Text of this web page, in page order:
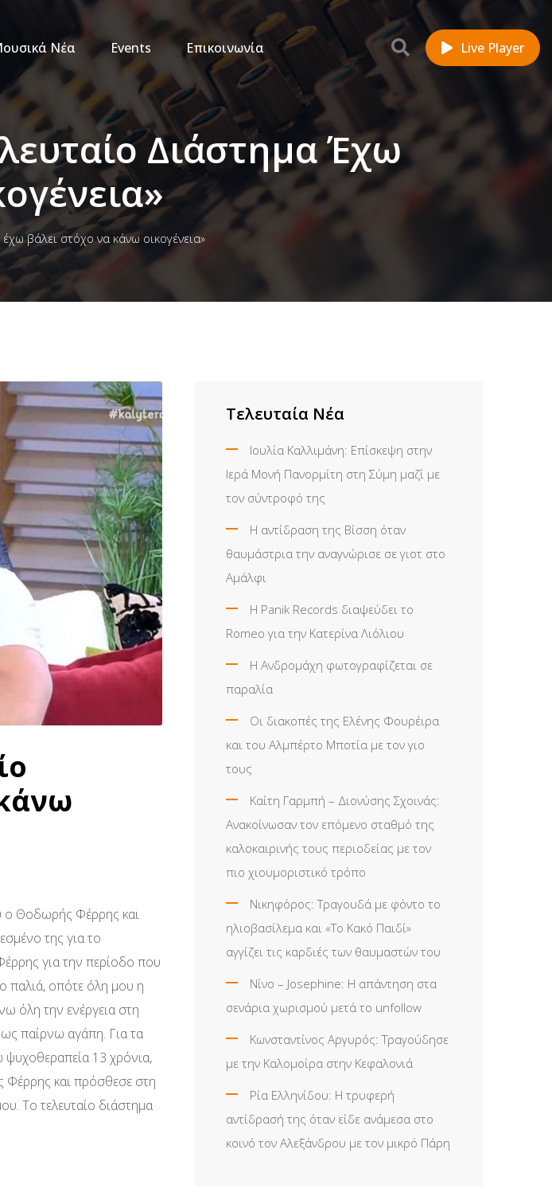
Νέα Events Επικοινωνία Live Player
Διάστημα Έχω
βάλει στόχο να κάνω οικογένεια»
ο Θοδωρής Φέρρης και
της για το
για την περίοδο που
παλιά, οπότε όλη μου η
όλη την ενέργεια στη
παίρνω αγάπη. Για τα
13 χρόνια,
Φέρρης και πρόσθεσε στη
Το τελευταίο διάστημα
Τελευταία Νέα
Ιουλία Καλλιμάνη: Επίσκεψη στην
Ιερά Μονή Πανορμίτη στη Σύμη μαζί με
τον σύντροφό της
Η αντίδραση της Βίσση όταν
θαυμάστρια την αναγνώρισε σε γιοτ στο
Αμάλφι
Η Panik Records διαψεύδει το
Romeo για την Κατερίνα Λιόλιου
Η Ανδρομάχη φωτογραφίζεται σε
παραλία
Οι διακοπές της Ελένης Φουρέιρα
και του Αλμπέρτο Μποτία με τον γιο
τους
Καίτη Γαρμπή – Διονύσης Σχοινάς:
Ανακοίνωσαν τον επόμενο σταθμό της
καλοκαιρινής τους περιοδείας με τον
πιο χιουμοριστικό τρόπο
Νικηφόρος: Τραγουδά με φόντο το
ηλιοβασίλεμα και «Το Κακό Παιδί»
αγγίζει τις καρδιές των θαυμαστών του
Νίνο – Josephine: Η απάντηση στα
σενάρια χωρισμού μετά το unfollow
Κωνσταντίνος Αργυρός: Τραγούδησε
με την Καλομοίρα στην Κεφαλονιά
Ρία Ελληνίδου: H τρυφερή
αντίδρασή της όταν είδε ανάμεσα στο
κοινό τον Αλεξάνδρου με τον μικρό Πάρη